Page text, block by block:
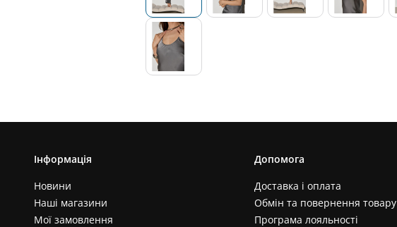
Інформація
Новини
Наші магазини
Мої замовлення
Допомога
Доставка і оплата
Обмін та повернення товару
Програма лояльності